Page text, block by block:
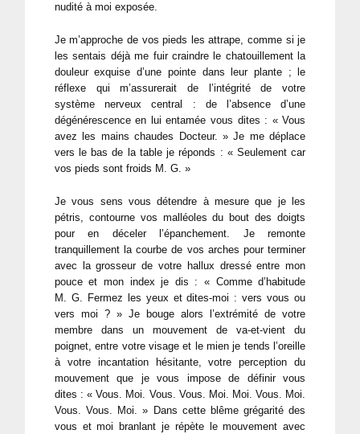
nudité à moi exposée.
Je m’approche de vos pieds les attrape, comme si je
les sentais déjà me fuir craindre le chatouillement la
douleur exquise d’une pointe dans leur plante ; le
réflexe qui m’assurerait de l’intégrité de votre
système nerveux central : de l’absence d’une
dégénérescence en lui entamée vous dites : « Vous
avez les mains chaudes Docteur. » Je me déplace
vers le bas de la table je réponds : « Seulement car
vos pieds sont froids M. G. »
Je vous sens vous détendre à mesure que je les
pétris, contourne vos malléoles du bout des doigts
pour en déceler l’épanchement. Je remonte
tranquillement la courbe de vos arches pour terminer
avec la grosseur de votre hallux dressé entre mon
pouce et mon index je dis : « Comme d’habitude
M. G. Fermez les yeux et dites-moi : vers vous ou
vers moi ? » Je bouge alors l’extrémité de votre
membre dans un mouvement de va-et-vient du
poignet, entre votre visage et le mien je tends l’oreille
à votre incantation hésitante, votre perception du
mouvement que je vous impose de définir vous
dites : « Vous. Moi. Vous. Vous. Moi. Moi. Vous. Moi.
Vous. Vous. Moi. » Dans cette blême grégarité des
vous et moi branlant je répète le mouvement avec